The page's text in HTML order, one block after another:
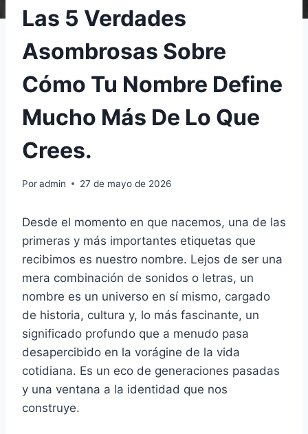
Las 5 Verdades
Asombrosas Sobre
Cómo Tu Nombre Define
Mucho Más De Lo Que
Crees.
Poradmin 27 de mayo de 2026
Desde el momento en que nacemos, una de las
primeras y más importantes etiquetas que
recibimos es nuestro nombre. Lejos de ser una
mera combinación de sonidos o letras, un
nombre es un universo en sí mismo, cargado
de historia, cultura y, lo más fascinante, un
significado profundo que a menudo pasa
desapercibido en la vorágine de la vida
cotidiana. Es un eco de generaciones pasadas
y una ventana a la identidad que nos
construye.